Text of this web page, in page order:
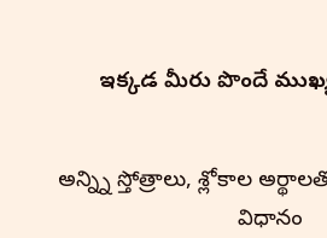
ఇక్కడ మీరు పొందే
అన్న్ని స్తోత్రాలు, శ్లోకాల
విధానం